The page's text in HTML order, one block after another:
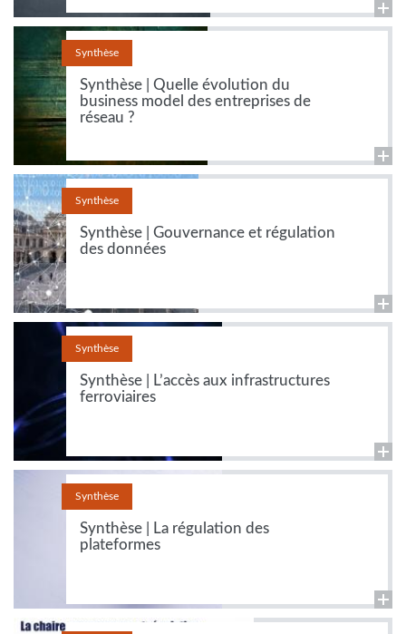
Synthèse
Synthèse | Quelle évolution du
business model des entreprises de
réseau ?
Synthèse
Synthèse | Gouvernance et régulation
des données
Synthèse
Synthèse | L’accès aux infrastructures
ferroviaires
Synthèse
Synthèse | La régulation des
plateformes